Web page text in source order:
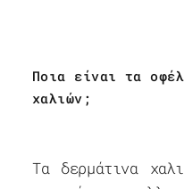
Ποια είναι τα
χαλιών;
Τα δερμάτινα